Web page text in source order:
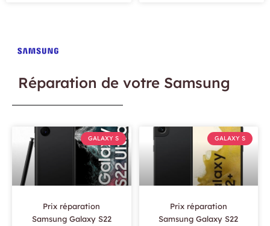
Réparation de votre Samsung
GALAXY S
Prix réparation
Samsung Galaxy S22
GALAXY S
Prix réparation
Samsung Galaxy S22